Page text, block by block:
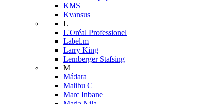
KMS
Kvansus
L
L'Oréal Professionel
Label.m
Larry King
Lernberger Stafsing
M
Mádara
Malibu C
Marc Inbane